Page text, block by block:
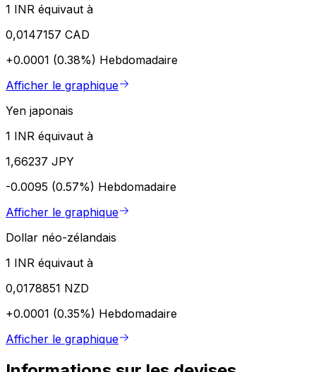
1 INR équivaut à
0,0147157 CAD
+0.0001 (0.38%) Hebdomadaire
Afficher le graphique
Yen japonais
1 INR équivaut à
1,66237 JPY
-0.0095 (0.57%) Hebdomadaire
Afficher le graphique
Dollar néo-zélandais
1 INR équivaut à
0,0178851 NZD
+0.0001 (0.35%) Hebdomadaire
Afficher le graphique